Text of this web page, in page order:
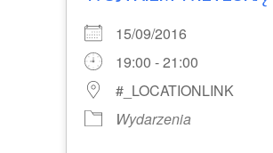
15/09/2016
19:00 - 21:00
#_LOCATIONLINK
Wydarzenia